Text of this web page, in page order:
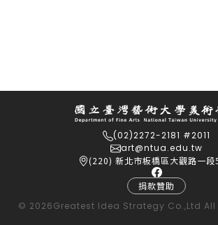
(02)2272-2181 #2011
art@ntua.edu.tw
(220) 新北市板橋區大觀路一段
捐款贊助
© 2026Greatest Idea Strategy Co.,Ltd